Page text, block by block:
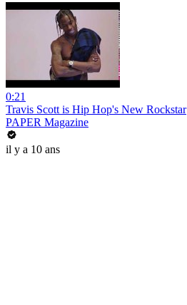
0:21
Travis Scott is Hip Hop's New Rockstar
PAPER Magazine
il y a 10 ans